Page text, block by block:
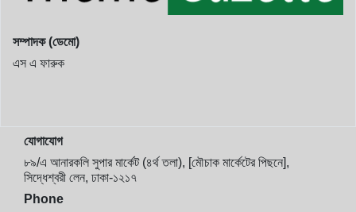
সম্পাদক (ডেমো)
এস এ ফারুক
যোগাযোগ
৮৯/এ আনারকলি সুপার মার্কেট (৪র্থ তলা), [মৌচাক মার্কেটের পিছনে],
সিদ্ধেশ্বরী লেন, ঢাকা-১২১৭
Phone